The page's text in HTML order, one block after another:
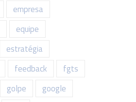
empresa
equipe
estratégia
feedback
fgts
golpe
google